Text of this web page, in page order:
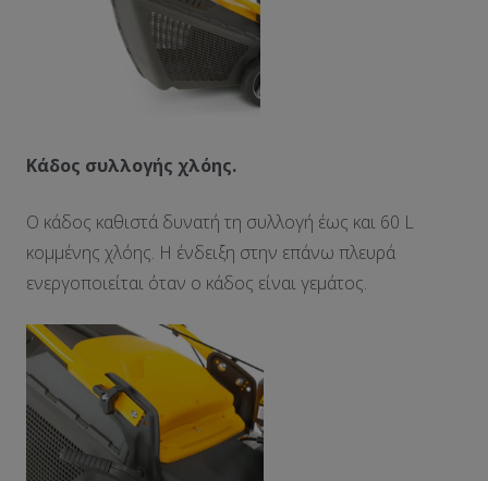
Κάδος συλλογής χλόης.
Ο κάδος καθιστά δυνατή τη συλλογή έως και 60 L
κομμένης χλόης. Η ένδειξη στην επάνω πλευρά
ενεργοποιείται όταν ο κάδος είναι γεμάτος.